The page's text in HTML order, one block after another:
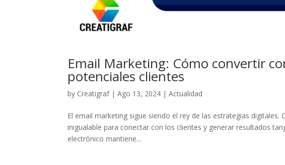
Email Marketing: Cómo convertir
potenciales clientes
by Creatigraf|Ago 13, 2024 |Actualidad
El email marketing sigue siendo el rey de las estrategias
inigualable para conectar con los clientes y generar resultados
electrónico mantiene...